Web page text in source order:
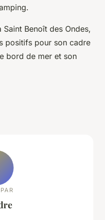
Saint Benoît des Ondes,
positifs pour son cadre
bord de mer et son